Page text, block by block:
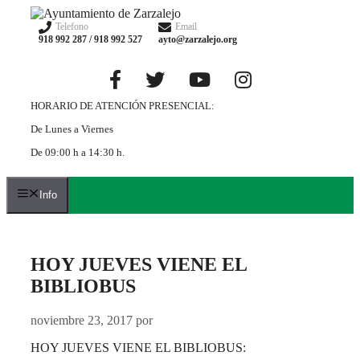
Saltar
contenido
Telefono
918 992 287 / 918 992 527
Email
ayto@zarzalejo.org
HORARIO DE ATENCIÓN PRESENCIAL:
De Lunes a Viernes
De 09:00 h a 14:30 h.
Info
HOY JUEVES VIENE EL
BIBLIOBUS
noviembre 23, 2017 por
HOY JUEVES VIENE EL BIBLIOBUS: